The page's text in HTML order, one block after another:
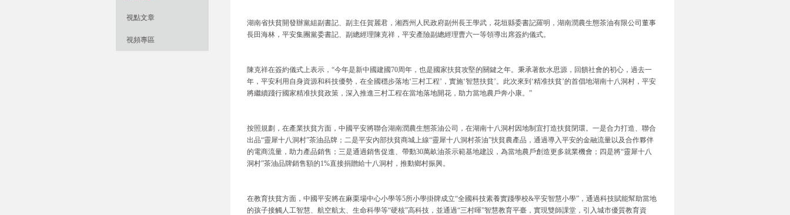
湖南省扶貧開發辦黨組副書記、副主任賀麗君，湘西州人民政府副州長王學武，花垣縣委書記羅明，湖南潤農生態茶油有限公司董事
長田海林，平安集團黨委書記、副總經理陳克祥，平安產險副總經理曹六一等領導出席簽約儀式。
陳克祥在簽約儀式上表示，“今年是新中國建國70周年，也是國家扶貧攻堅的關鍵之年。秉承著飲水思源，回饋社會的初心，過去一
年，平安利用自身資源和科技優勢，在全國穩步落地‘三村工程’，實施‘智慧扶貧’。此次來到‘精准扶貧’的首倡地湖南十八洞村，平安
將繼續踐行國家精准扶貧政策，深入推進三村工程在當地落地開花，助力當地農戶奔小康。”
按照規劃，在產業扶貧方面，中國平安將聯合湖南潤農生態茶油公司，在湖南十八洞村因地制宜打造扶貧閉環。一是合力打造、聯合
出品“靈犀十八洞村”茶油品牌；二是平安內部扶貧商城上線“靈犀十八洞村茶油”扶貧農產品，通過導入平安的金融流量以及合作夥伴
的電商流量，助力產品銷售；三是通過銷售促進、帶動30萬畝油茶示範基地建設，為當地農戶創造更多就業機會；四是將“靈犀十八
洞村”茶油品牌銷售額的1%直接捐贈給十八洞村，推動鄉村振興。
在教育扶貧方面，中國平安將在麻栗場中心小學等5所小學掛牌成立“全國科技素養實踐學校&平安智慧小學”，通過科技賦能幫助當地
的孩子接觸人工智慧、航空航太、生命科學等“硬核”高科技，並通過“三村暉”智慧教育平臺，實現雙師課堂，引入城市優質教育資
視點文章
視頻專區